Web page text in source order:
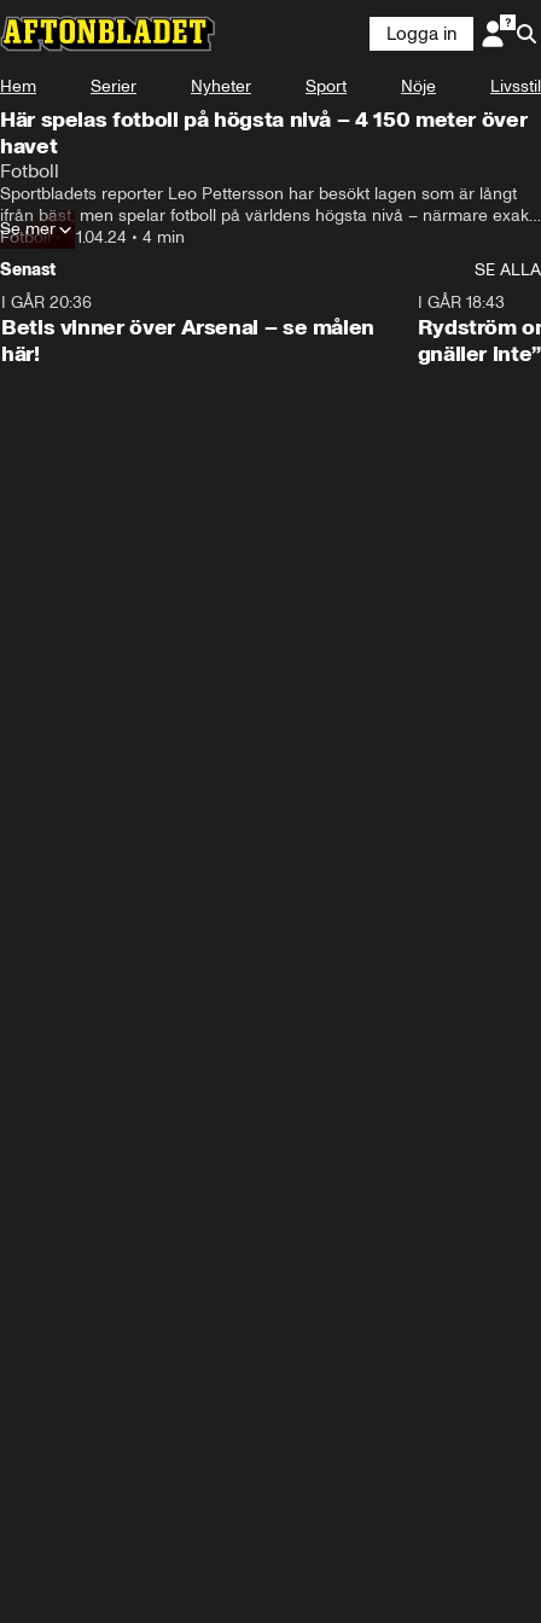
Logga in
Hem Serier Nyheter Sport Nöje Livsstil
Här spelas fotboll på högsta nivå – 4 150 meter över
havet
Fotboll
Sportbladets reporter Leo Pettersson har besökt lagen som är långt
ifrån bäst, men spelar fotboll på världens högsta nivå – närmare exakt
4 150 meter över havet.
Fotboll•21.04.24 • 4 min
Se mer
Senast
SE ALLA
I GÅR 20:36
Betis vinner över Arsenal – se målen
här!
I GÅR 18:43
Rydström
gnäller inte”